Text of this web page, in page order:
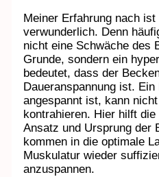
Meiner Erfahrung nach
verwunderlich. Denn
nicht eine Schwäche des
Grunde, sondern ein
bedeutet, dass der
Daueranspannung ist.
angespannt ist, kann
kontrahieren. Hier hilft
Ansatz und Ursprung der
kommen in die optimale
Muskulatur wieder
anzuspannen.